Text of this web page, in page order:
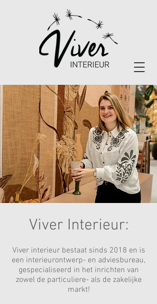
Viver Interieur:
Viver interieur bestaat sinds 2018 en is
een interieurontwerp- en adviesbureau,
gespecialiseerd in het inrichten van
zowel de particuliere- als de zakelijke
markt!